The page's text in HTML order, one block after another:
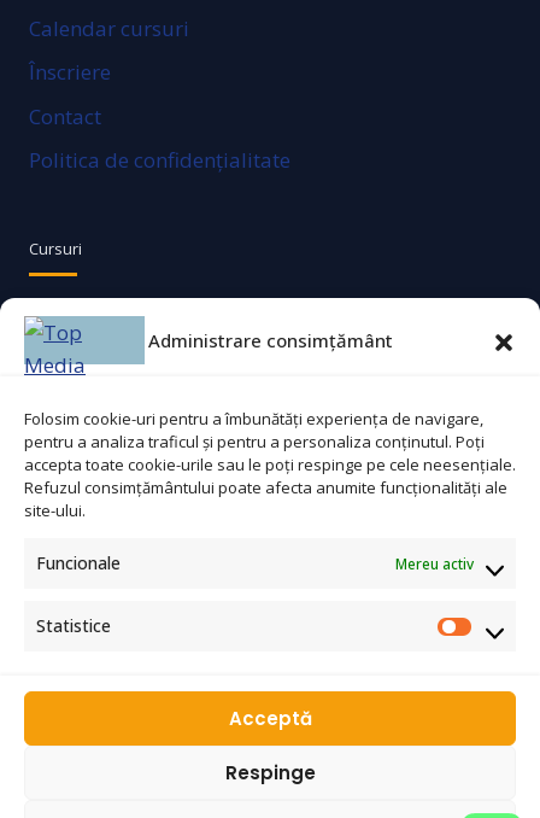
Administrare consimțământ
Folosim cookie-uri pentru a îmbunătăți experiența de navigare,
pentru a analiza traficul și pentru a personaliza conținutul. Poți
accepta toate cookie-urile sau le poți respinge pe cele neesențiale.
Refuzul consimțământului poate afecta anumite funcționalități ale
site-ului.
Funcionale Mereu activ
Statistice
Acceptă
Respinge
Calendar cursuri
Înscriere
Contact
Politica de confidențialitate
Cursuri
Agent securitate
Bucătar
Ajutor bucătar
Lucrător comercial
Contact
☎0753 311 965